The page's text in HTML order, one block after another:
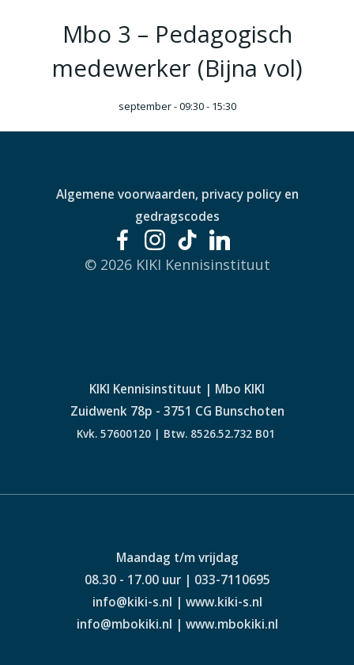
Mbo 3 – Pedagogisch
medewerker (Bijna vol)
september - 09:30- 15:30
Algemene voorwaarden, privacy policy en
gedragscodes
© 2026 KIKI Kennisinstituut
KIKI Kennisinstituut | Mbo KIKI
Zuidwenk 78p - 3751 CG Bunschoten
Kvk. 57600120 | Btw. 8526.52.732 B01
Maandag t/m vrijdag
08.30 - 17.00 uur | 033-7110695
info@kiki-s.nl | www.kiki-s.nl
info@mbokiki.nl | www.mbokiki.nl